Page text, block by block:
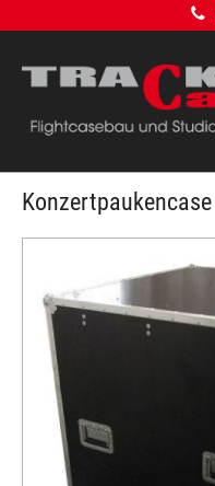
Konzertpaukencase